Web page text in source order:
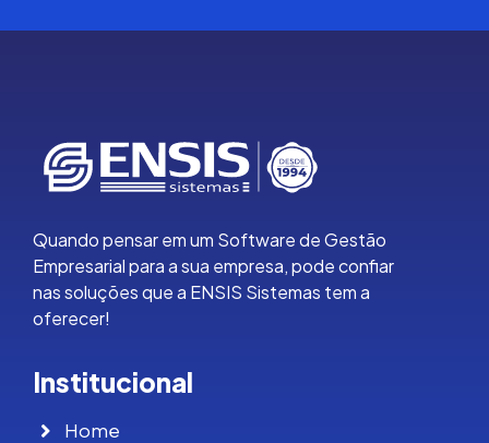
Quando pensar em um Software de Gestão
Empresarial para a sua empresa, pode confiar
nas soluções que a ENSIS Sistemas tem a
oferecer!
Institucional
Home